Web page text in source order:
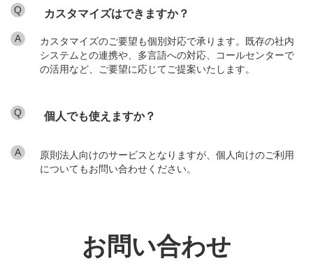
Q カスタマイズはできますか？
A
カスタマイズのご要望も個別対応で承ります。既存の社内
システムとの連携や、多言語への対応、コールセンターで
の活用など、ご要望に応じてご提案いたします。
Q 個人でも使えますか？
A
原則法人向けのサービスとなりますが、個人向けのご利用
についてもお問い合わせください。
お問い合わせ